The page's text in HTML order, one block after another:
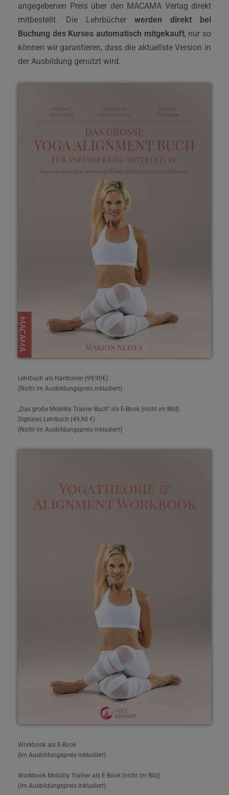
angegebenen Preis über den MACAMA Verlag direkt
mitbestellt. Die Lehrbücher werden direkt bei
Buchung des Kurses automatisch mitgekauft, nur so
können wir garantieren, dass die aktuellste Version in
der Ausbildung genutzt wird.
Lehrbuch als Hardcover (99,90€)
(Nicht im Ausbildungspreis inkludiert)
„Das große Mobility Trainer Buch“ als E-Book (nicht im Bild)
Digitales Lehrbuch (49,90 €)
(Nicht im Ausbildungspreis inkludiert)
Workbook als E-Book
(Im Ausbildungspreis inkludiert)
Workbook Mobility Trainer als E-Book (nicht im Bild)
(Im Ausbildungspreis inkludiert)